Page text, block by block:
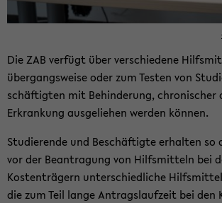
Die ZAB ver­fügt über ver­schie­de­ne
über­gangs­wei­se oder zum Tes­ten von
schäf­tig­ten mit Be­hin­de­rung, chro­ni­scher
Er­kran­kung aus­ge­lie­hen wer­den kön­nen.
Stu­die­ren­de und Be­schäf­tig­te er­hal­ten so
vor der Be­an­tra­gung von Hilfs­mit­teln bei
Kos­ten­trä­gern un­ter­schied­li­che
die zum Teil lange An­trags­lauf­zeit bei den